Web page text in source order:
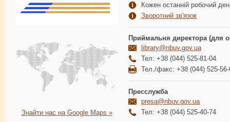
Знайти нас на Google Maps »
Кожен останній робочий
Зворотний зв'язок
Приймальня директора (для
library@nbuv.gov.ua
Тел: +38 (044) 525-81-04
Тел./факс: +38 (044) 525-56-
Пресслужба
presa@nbuv.gov.ua
Тел: +38 (044) 525-40-74